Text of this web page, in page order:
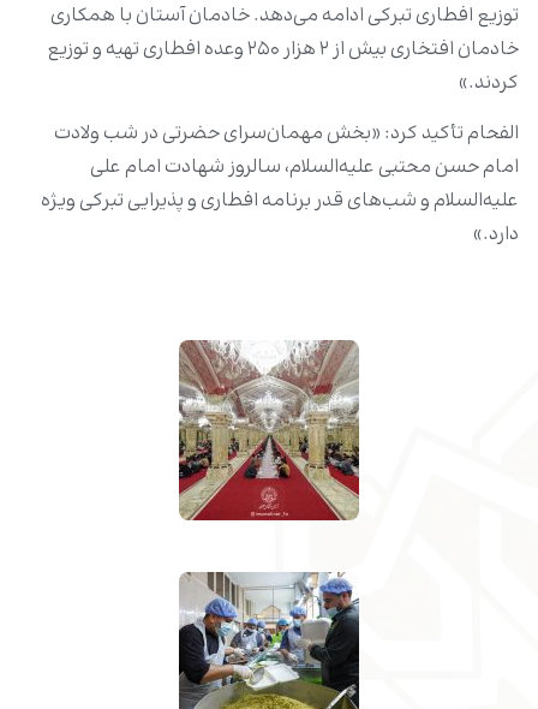
توزیع افطاری تبرکی ادامه می‌دهد. خادمان آستان با همکاری
خادمان افتخاری بیش از ۲ هزار ۲۵۰ وعده افطاری تهیه و توزیع
کردند.»
الفحام تأکید کرد: «بخش مهمان‌سرای حضرتی در شب‌ ولادت
امام حسن محتبی علیه‌السلام، سالروز شهادت امام علی
علیه‌السلام و شب‌های قدر برنامه افطاری و پذیرایی تبرکی ویژه‌
دارد.»